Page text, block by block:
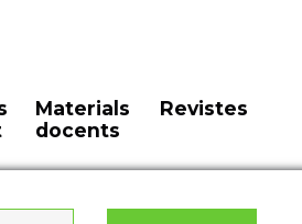
Materials
docents
Revistes